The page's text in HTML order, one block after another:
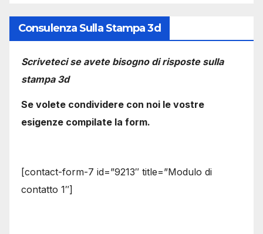
Consulenza Sulla Stampa 3d
Scriveteci se avete bisogno di risposte sulla
stampa 3d
Se volete condividere con noi le vostre
esigenze compilate la form.
[contact-form-7 id=”9213″ title=”Modulo di
contatto 1″]